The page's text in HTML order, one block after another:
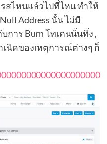
สไหนแล้วไปที่ไหน ทำให้
Address นั้น ไม่มี
การ Burn โทเคนนั้นทิ้ง ,
นิดของเหตุการณ์ต่างๆ ก็